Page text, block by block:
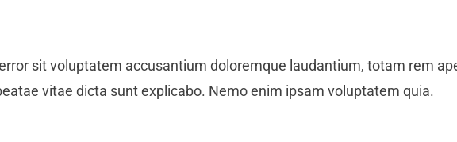
sit voluptatem accusantium doloremque laudantium, totam rem
vitae dicta sunt explicabo. Nemo enim ipsam voluptatem quia.